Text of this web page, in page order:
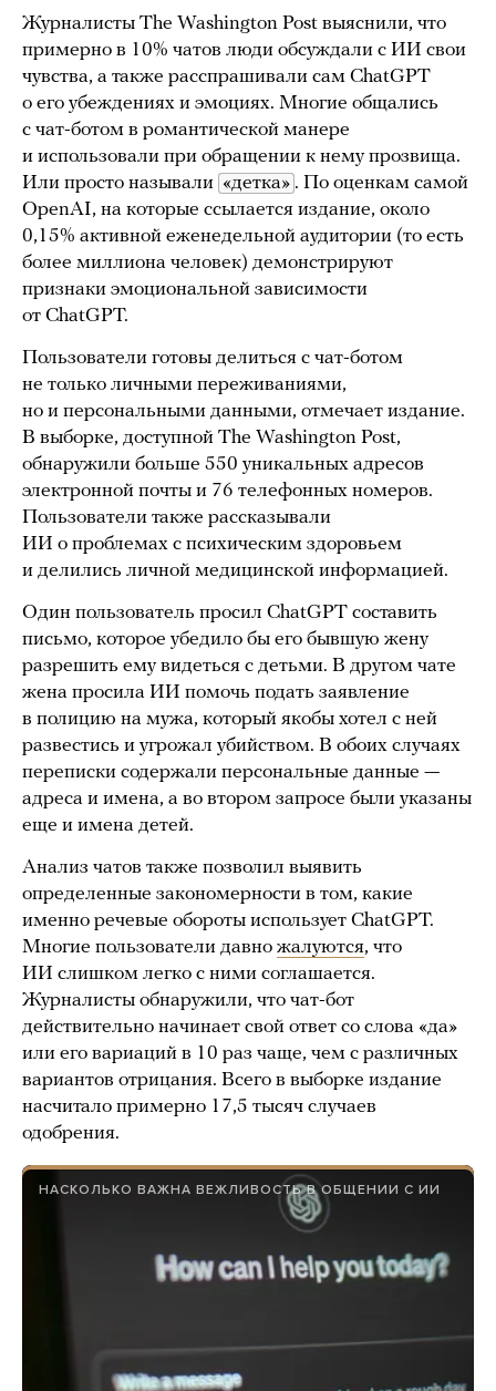
Журналисты The Washington Post выяснили, что
примерно в 10% чатов люди обсуждали с ИИ свои
чувства, а также расспрашивали сам ChatGPT
о его убеждениях и эмоциях. Многие общались
с чат-ботом в романтической манере
и использовали при обращении к нему прозвища.
Или просто называли «детка» . По оценкам самой
OpenAI, на которые ссылается издание, около
0,15% активной еженедельной аудитории (то есть
более миллиона человек) демонстрируют
признаки эмоциональной зависимости
от ChatGPT.
Пользователи готовы делиться с чат-ботом
не только личными переживаниями,
но и персональными данными, отмечает издание.
В выборке, доступной The Washington Post,
обнаружили больше 550 уникальных адресов
электронной почты и 76 телефонных номеров.
Пользователи также рассказывали
ИИ о проблемах с психическим здоровьем
и делились личной медицинской информацией.
Один пользователь просил ChatGPT составить
письмо, которое убедило бы его бывшую жену
разрешить ему видеться с детьми. В другом чате
жена просила ИИ помочь подать заявление
в полицию на мужа, который якобы хотел с ней
развестись и угрожал убийством. В обоих случаях
переписки содержали персональные данные —
адреса и имена, а во втором запросе были указаны
еще и имена детей.
Анализ чатов также позволил выявить
определенные закономерности в том, какие
именно речевые обороты использует ChatGPT.
Многие пользователи давно жалуются, что
ИИ слишком легко с ними соглашается.
Журналисты обнаружили, что чат-бот
действительно начинает свой ответ со слова «да»
или его вариаций в 10 раз чаще, чем с различных
вариантов отрицания. Всего в выборке издание
насчитало примерно 17,5 тысяч случаев
одобрения.
НАСКОЛЬКО ВАЖНА ВЕЖЛИВОСТЬ В ОБЩЕНИИ С ИИ